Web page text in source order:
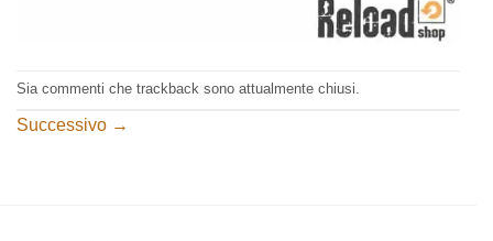
Sia commenti che trackback sono attualmente chiusi.
Successivo →